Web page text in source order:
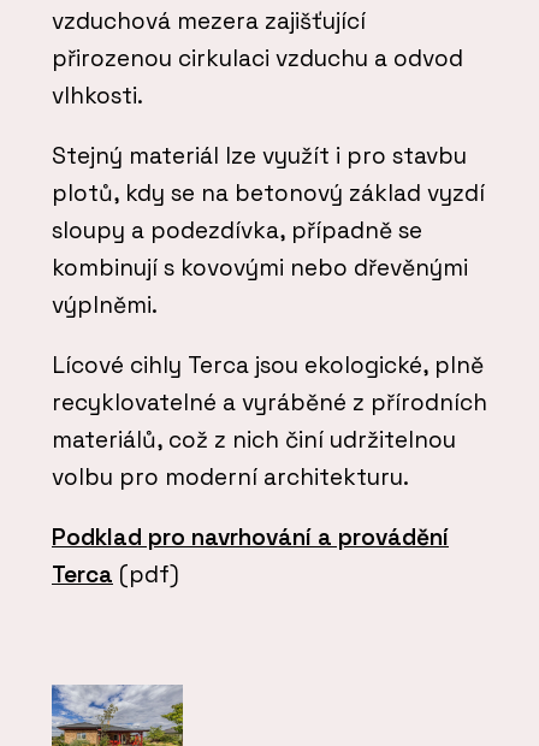
vzduchová mezera zajišťující
přirozenou cirkulaci vzduchu a odvod
vlhkosti.
Stejný materiál lze využít i pro stavbu
plotů, kdy se na betonový základ vyzdí
sloupy a podezdívka, případně se
kombinují s kovovými nebo dřevěnými
výplněmi.
Lícové cihly Terca jsou ekologické, plně
recyklovatelné a vyráběné z přírodních
materiálů, což z nich činí udržitelnou
volbu pro moderní architekturu.
Podklad pro navrhování a provádění
Terca (pdf)